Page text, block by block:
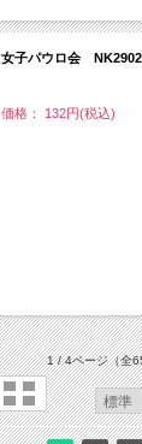
女子パウロ会
価格： 132円(税込)
1 / 4ページ（全